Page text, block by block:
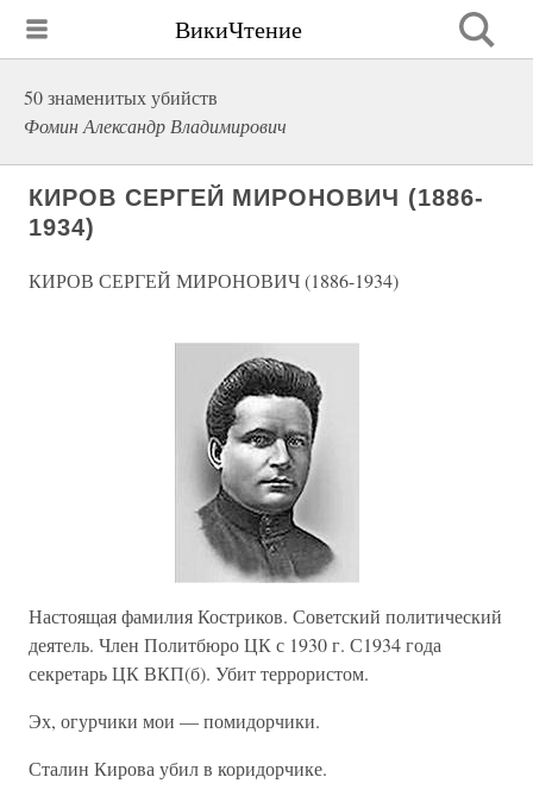
ВикиЧтение
50 знаменитых убийств
Фомин Александр Владимирович
КИРОВ СЕРГЕЙ МИРОНОВИЧ (1886-
1934)
КИРОВ СЕРГЕЙ МИРОНОВИЧ (1886-1934)
Настоящая фамилия Костриков. Советский политический
деятель. Член Политбюро ЦК с 1930 г. С1934 года
секретарь ЦК ВКП(б). Убит террористом.
Эх, огурчики мои — помидорчики.
Сталин Кирова убил в коридорчике.